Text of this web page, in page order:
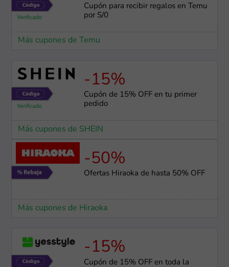
Cupón para recibir regalos en Temu
por S/0
Más cupones de Temu
-15%
Cupón de 15% OFF en tu primer
pedido
Más cupones de SHEIN
-50%
Ofertas Hiraoka de hasta 50% OFF
Más cupones de Hiraoka
-15%
Cupón de 15% OFF en toda la